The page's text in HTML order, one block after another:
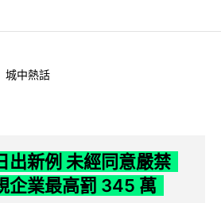
城中熱話
出新例 未經同意嚴禁
企業最高罰 345 萬